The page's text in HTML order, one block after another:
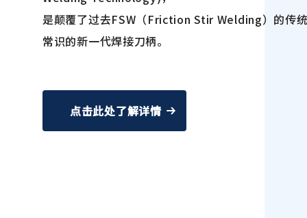
是颠覆了过去FSW（Friction Stir Welding）的传
常识的新一代焊接刀柄。
点击此处了解详情